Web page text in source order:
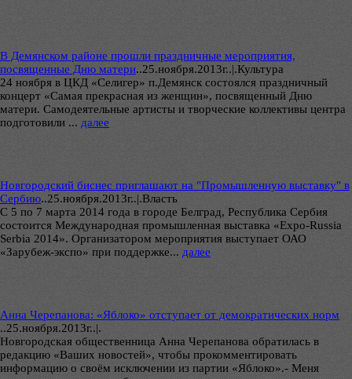
В Демянском районе прошли праздничные мероприятия,
посвященные Дню матери..25.ноября.2013г..|.Культура
24 ноября в ЦКД «Селигер» п.Демянск состоялся праздничный
концерт «Самая прекрасная из женщин», посвященный Дню
матери. Самодеятельные артисты и творческие коллективы центра
подготовили ... далее
Новгородский биснес приглашают на "Промышленную выставку" в
Сербию..25.ноября.2013г..|.Власть
С 5 по 7 марта 2014 года в городе Белград, Республика Сербия
состоится Международная промышленная выставка «Expo-Russia
Serbia 2014». Организатором мероприятия выступает ОАО
«Зарубеж-экспо» при поддержке... далее
Анна Черепанова: «Яблоко» отступает от демократических норм
..25.ноября.2013г..|.
Новгородская общественница Анна Черепанова обратилась в
редакцию «Ваших новостей», чтобы прокомментировать
информацию о своём исключении из партии «Яблоко».- Меня